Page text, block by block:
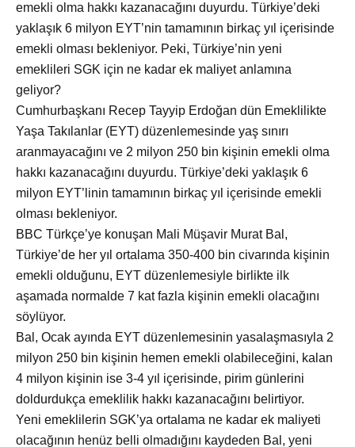
emekli olma hakkı kazanacağını duyurdu. Türkiye’deki
yaklaşık 6 milyon EYT’nin tamamının birkaç yıl içerisinde
emekli olması bekleniyor. Peki, Türkiye’nin yeni
emeklileri SGK için ne kadar ek maliyet anlamına
geliyor?
Cumhurbaşkanı Recep Tayyip Erdoğan dün Emeklilikte
Yaşa Takılanlar (EYT) düzenlemesinde yaş sınırı
aranmayacağını ve 2 milyon 250 bin kişinin emekli olma
hakkı kazanacağını duyurdu. Türkiye’deki yaklaşık 6
milyon EYT’linin tamamının birkaç yıl içerisinde emekli
olması bekleniyor.
BBC Türkçe’ye konuşan Mali Müşavir Murat Bal,
Türkiye’de her yıl ortalama 350-400 bin civarında kişinin
emekli olduğunu, EYT düzenlemesiyle birlikte ilk
aşamada normalde 7 kat fazla kişinin emekli olacağını
söylüyor.
Bal, Ocak ayında EYT düzenlemesinin yasalaşmasıyla 2
milyon 250 bin kişinin hemen emekli olabileceğini, kalan
4 milyon kişinin ise 3-4 yıl içerisinde, pirim günlerini
doldurdukça emeklilik hakkı kazanacağını belirtiyor.
Yeni emeklilerin SGK’ya ortalama ne kadar ek maliyeti
olacağının henüz belli olmadığını kaydeden Bal, yeni